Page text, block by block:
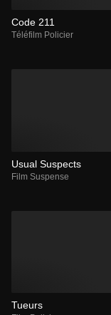
Code 211
Téléfilm Policier
Usual Suspects
Film Suspense
Tueurs